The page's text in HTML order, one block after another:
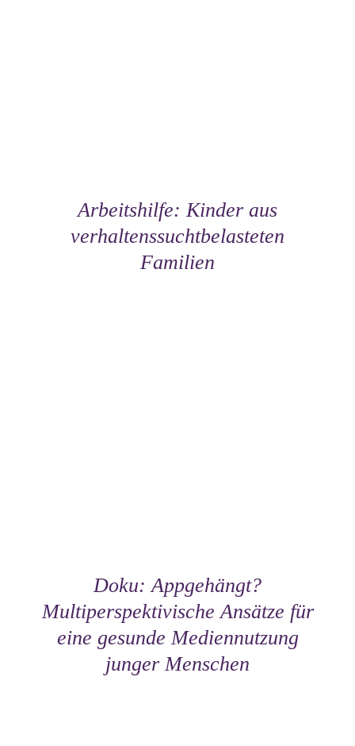
Arbeitshilfe: Kinder aus
verhaltenssuchtbelasteten
Familien
Doku: Appgehängt?
Multiperspektivische Ansätze für
eine gesunde Mediennutzung
junger Menschen